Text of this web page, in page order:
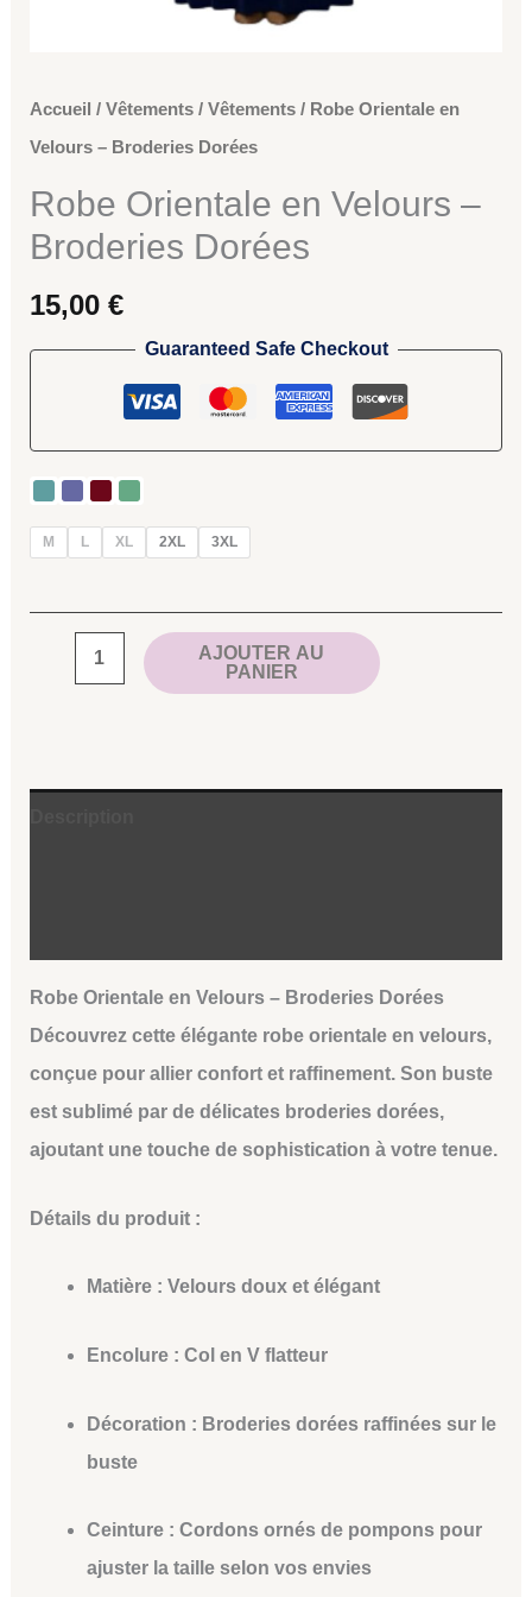
Accueil / Vêtements/ Vêtements/ Robe Orientale en
Velours – Broderies Dorées
Robe Orientale en Velours –
Broderies Dorées
15,00 €
Guaranteed Safe Checkout
M L XL 2XL 3XL
AJOUTER AU
PANIER
Robe Orientale en Velours – Broderies Dorées
Découvrez cette élégante robe orientale en velours,
conçue pour allier confort et raffinement. Son buste
est sublimé par de délicates broderies dorées,
ajoutant une touche de sophistication à votre tenue.
Détails du produit :
Matière : Velours doux et élégant
Encolure : Col en V flatteur
Décoration : Broderies dorées raffinées sur le
buste
Ceinture : Cordons ornés de pompons pour
ajuster la taille selon vos envies